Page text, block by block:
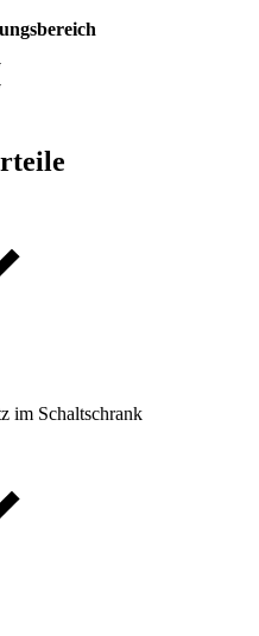
im Schaltschrank